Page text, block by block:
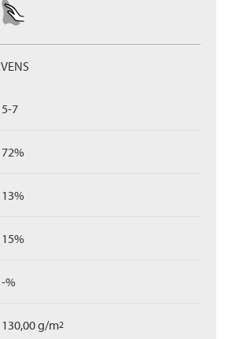
5-7
72%
13%
15%
-%
130,00 g/m2